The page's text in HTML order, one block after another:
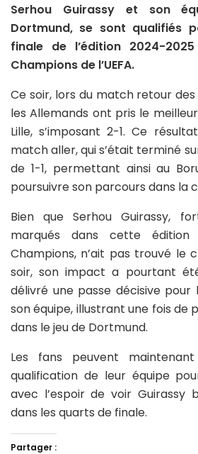
Serhou Guirassy et son
Dortmund, se sont qualifiés
finale de l’édition 2024-
Champions de l’UEFA.
Ce soir, lors du match retour
les Allemands ont pris le
Lille, s’imposant 2-1. Ce
match aller, qui s’était terminé
de 1-1, permettant ainsi au
poursuivre son parcours dans la
Bien que Serhou Guirassy,
marqués dans cette
Champions, n’ait pas trouvé le
soir, son impact a pourtant
délivré une passe décisive
son équipe, illustrant une fois de
dans le jeu de Dortmund.
Les fans peuvent
qualification de leur équipe
avec l’espoir de voir Guirassy
dans les quarts de finale.
Partager :